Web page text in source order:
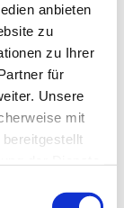
anbieten
zu
zu Ihrer
für
Unsere
mit
also